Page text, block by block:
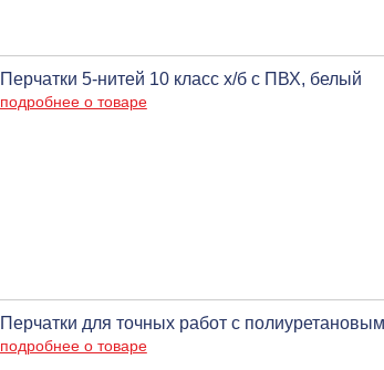
Перчатки 5-нитей 10 класс х/б с ПВХ, белый
подробнее о товаре
Перчатки для точных работ с
подробнее о товаре